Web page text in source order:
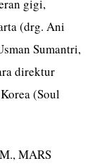
gigi,
(drg. Ani
Sumantri,
direktur
(Soul
MARS